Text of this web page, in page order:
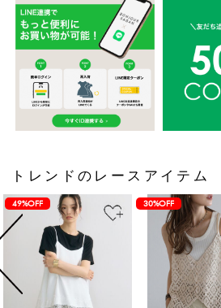
トレンドのレースアイテム
49%OFF 30%OFF